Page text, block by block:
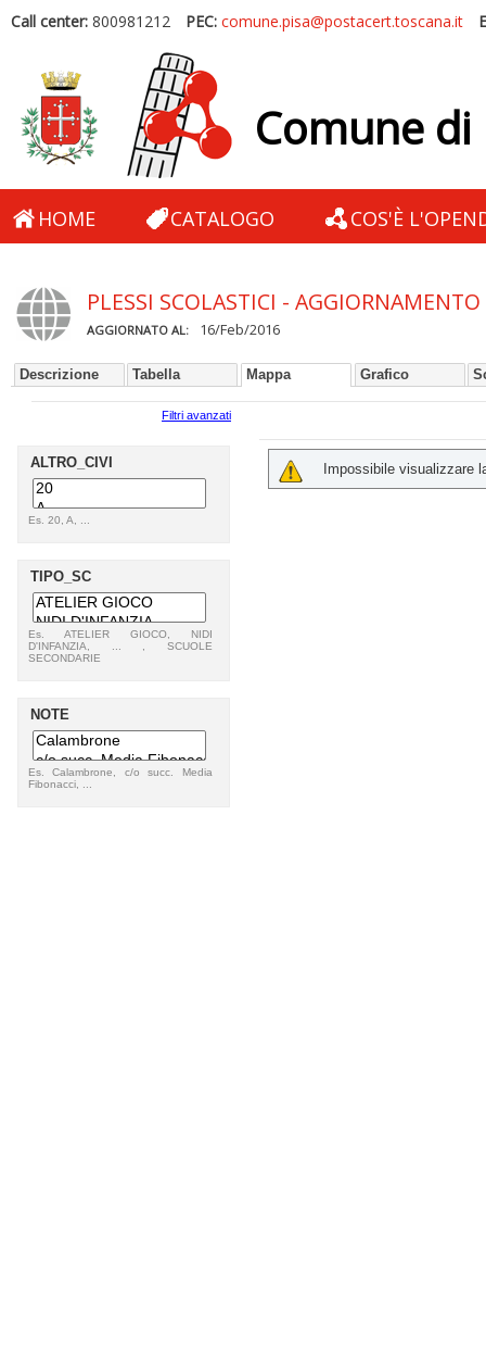
Call center: 800981212 PEC: comune.pisa@postacert.toscana.it
Comune di
HOME CATALOGO COS'È
PLESSI SCOLASTICI -
AGGIORNATO AL: 16/Feb/2016
Descrizione Tabella Mappa Grafico
Filtri avanzati
ALTRO_CIVI
Es. 20, A, ...
TIPO_SC
Es. ATELIER GIOCO, NIDI
D'INFANZIA, ... , SCUOLE
SECONDARIE
NOTE
Es. Calambrone, c/o succ. Media
Fibonacci, ...
Impossibile visualizzare